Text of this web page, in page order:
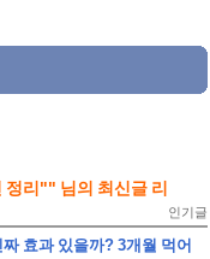
정리"" 님의 최신글 리
인기글
효과 있을까? 3개월 먹어